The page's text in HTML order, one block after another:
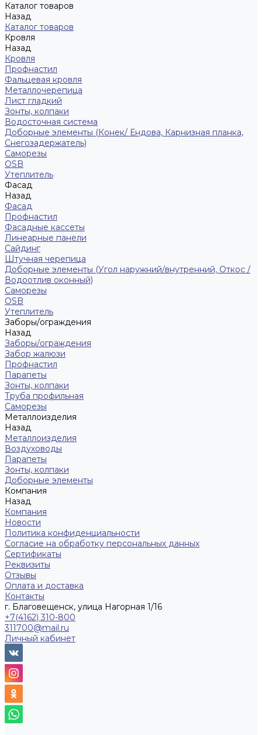
Каталог товаров
Назад
Каталог товаров
Кровля
Назад
Кровля
Профнастил
Фальцевая кровля
Металлочерепица
Лист гладкий
Зонты, колпаки
Водосточная система
Доборные элементы (Конек/ Ендова, Карнизная планка,
Снегозадержатель)
Саморезы
ОSB
Утеплитель
Фасад
Назад
Фасад
Профнастил
Фасадные кассеты
Линеарные панели
Сайдинг
Штучная черепица
Доборные элементы (Угол наружний/внутренний, Откос /
Водоотлив оконный)
Саморезы
OSB
Утеплитель
Заборы/ограждения
Назад
Заборы/ограждения
Забор жалюзи
Профнастил
Парапеты
Зонты, колпаки
Труба профильная
Саморезы
Металлоизделия
Назад
Металлоизделия
Воздуховоды
Парапеты
Зонты, колпаки
Доборные элементы
Компания
Назад
Компания
Новости
Политика конфиденциальности
Согласие на обработку персональных данных
Сертификаты
Реквизиты
Отзывы
Оплата и доставка
Контакты
г. Благовещенск, улица Нагорная 1/16
+7(4162) 310-800
311700@mail.ru
Личный кабинет